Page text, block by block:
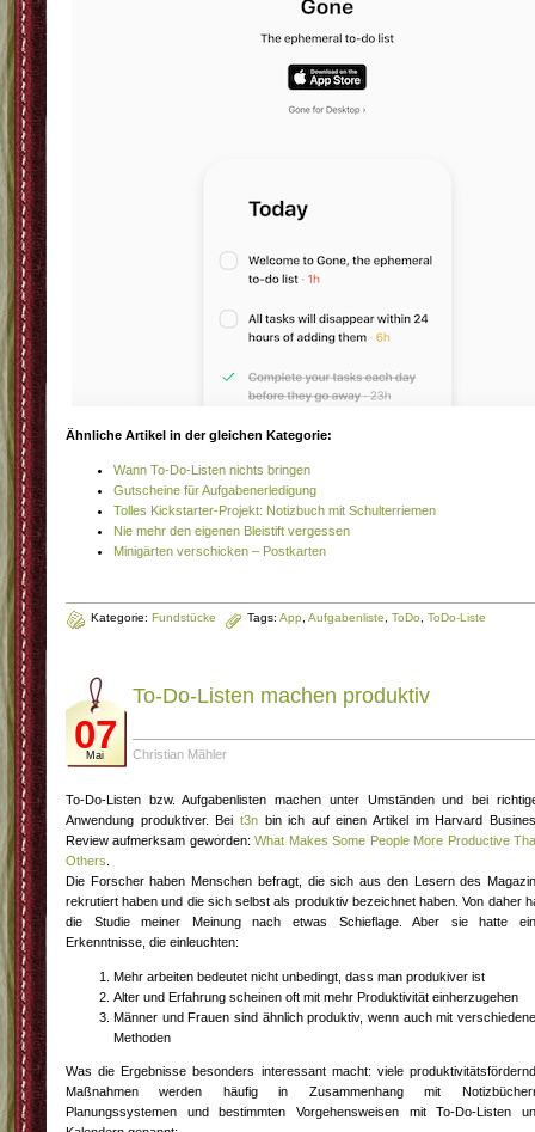
Ähnliche Artikel in der gleichen Kategorie:
Wann To-Do-Listen nichts bringen
Gutscheine für Aufgabenerledigung
Tolles Kickstarter-Projekt: Notizbuch mit Schulterriemen
Nie mehr den eigenen Bleistift vergessen
Minigärten verschicken – Postkarten
Kategorie: Fundstücke Tags: App Aufgabenliste ToDo ToDo-Liste
07
Mai
To-Do-Listen machen produktiv
Christian Mähler
To-Do-Listen bzw. Aufgabenlisten machen unter Umständen und bei
Anwendung produktiver. Bei t3nbin ich auf einen Artikel im Harvard
Review aufmerksam geworden:What Makes Some People More Productive
Others
Die Forscher haben Menschen befragt, die sich aus den Lesern des
rekrutiert haben und die sich selbst als produktiv bezeichnet haben. Von daher
die Studie meiner Meinung nach etwas Schieflage. Aber sie hatte
Erkenntnisse, die einleuchten:
Mehr arbeiten bedeutet nicht unbedingt, dass man produkiver ist
Alter und Erfahrung scheinen oft mit mehr Produktivität einherzugehen
Männer und Frauen sind ähnlich produktiv, wenn auch mit
Methoden
Was die Ergebnisse besonders interessant macht: viele
Maßnahmen werden häufig in Zusammenhang mit
Planungssystemen und bestimmten Vorgehensweisen mit To-Do-Listen